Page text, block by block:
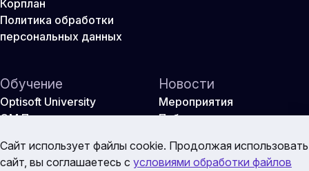
Сайт использует файлы cookie. Продолжая использовать
сайт, вы соглашаетесь с условиями обработки файлов
Корплан
Политика обработки
персональных данных
Обучение
Optisoft University
ОМ Практикум
Новости
Мероприятия
Публикации